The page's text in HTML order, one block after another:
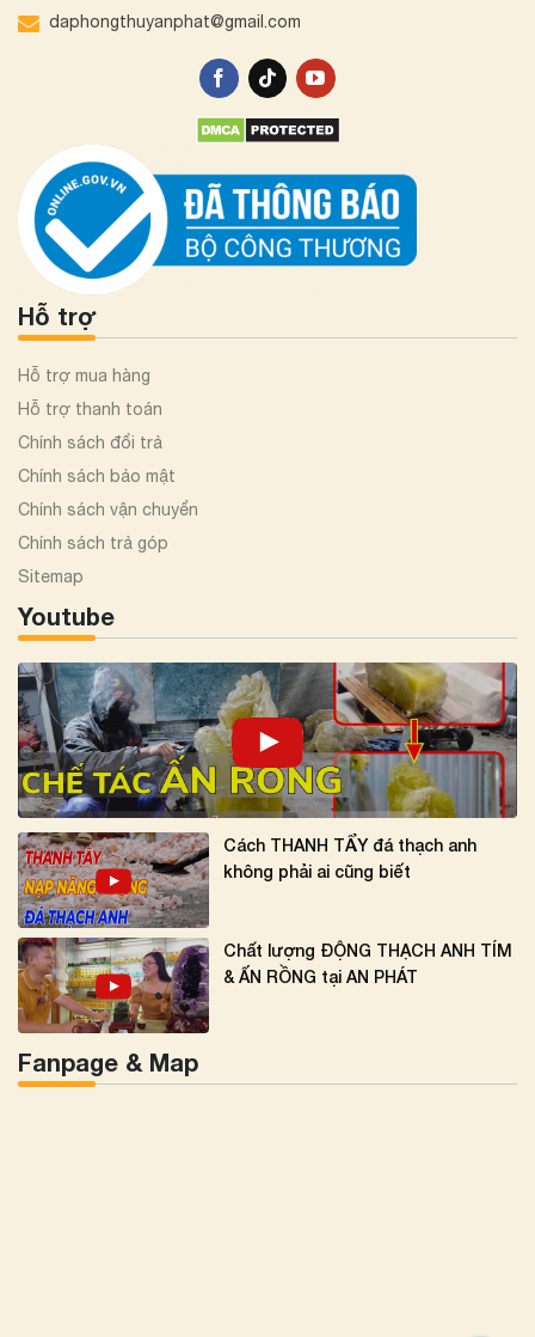
daphongthuyanphat@gmail.com
Hỗ trợ
Hỗ trợ mua hàng
Hỗ trợ thanh toán
Chính sách đổi trả
Chính sách bảo mật
Chính sách vận chuyển
Chính sách trả góp
Sitemap
Youtube
Cách THANH TẨY đá thạch anh
không phải ai cũng biết
Chất lượng ĐỘNG THẠCH ANH TÍM
& ẤN RỒNG tại AN PHÁT
Fanpage & Map